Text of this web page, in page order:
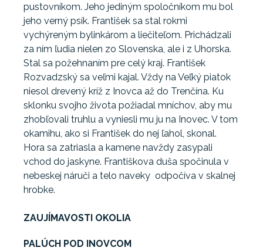
pustovníkom. Jeho jediným spoločníkom mu bol
jeho verný psík. František sa stal rokmi
vychýreným bylinkárom a liečiteľom. Prichádzali
za ním ľudia nielen zo Slovenska, ale i z Uhorska.
Stal sa požehnaním pre celý kraj. František
Rozvadzský sa veľmi kajal. Vždy na Veľký piatok
niesol drevený kríž z Inovca až do Trenčína. Ku
sklonku svojho života požiadal mníchov, aby mu
zhobľovali truhlu a vyniesli mu ju na Inovec. V tom
okamihu, ako si František do nej ľahol, skonal.
Hora sa zatriasla a kamene navždy zasypali
vchod do jaskyne. Františkova duša spočinula v
nebeskej náruči a telo naveky odpočíva v skalnej
hrobke.
ZAUJÍMAVOSTI OKOLIA
PALÚCH POD INOVCOM